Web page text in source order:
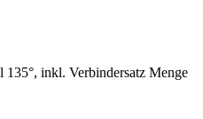
inkl. Verbindersatz Menge